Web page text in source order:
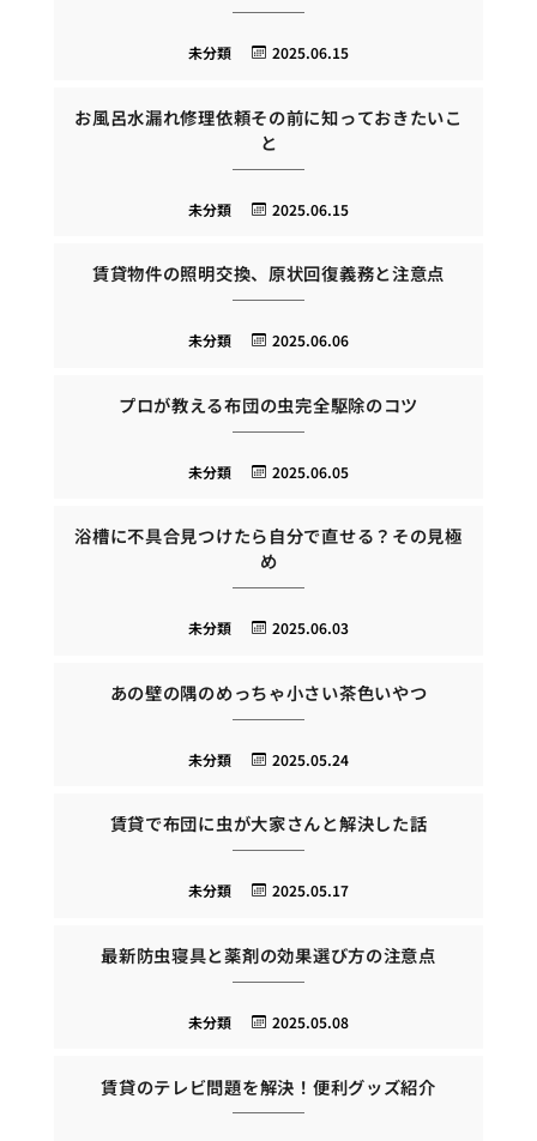
2025.06.15
未分類
お風呂水漏れ修理依頼その前に知っておきたいこ
と
2025.06.15
未分類
賃貸物件の照明交換、原状回復義務と注意点
2025.06.06
未分類
プロが教える布団の虫完全駆除のコツ
2025.06.05
未分類
浴槽に不具合見つけたら自分で直せる？その見極
め
2025.06.03
未分類
あの壁の隅のめっちゃ小さい茶色いやつ
2025.05.24
未分類
賃貸で布団に虫が大家さんと解決した話
2025.05.17
未分類
最新防虫寝具と薬剤の効果選び方の注意点
2025.05.08
未分類
賃貸のテレビ問題を解決！便利グッズ紹介